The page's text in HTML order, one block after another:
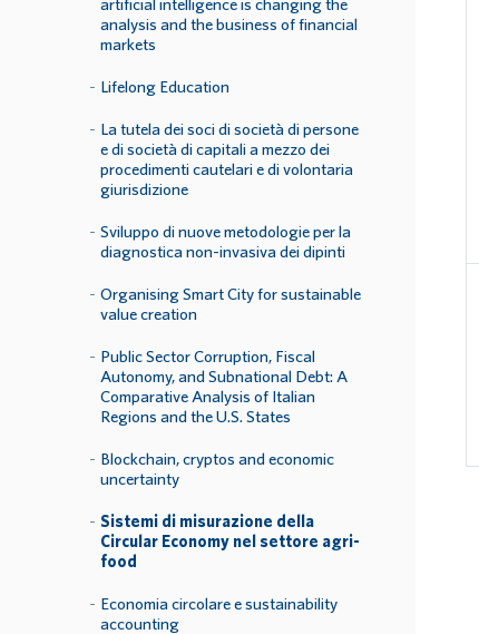
artificial intelligence is changing the
analysis and the business of financial
markets
Lifelong Education
La tutela dei soci di società di persone
e di società di capitali a mezzo dei
procedimenti cautelari e di volontaria
giurisdizione
Sviluppo di nuove metodologie per la
diagnostica non-invasiva dei dipinti
Organising Smart City for sustainable
value creation
Public Sector Corruption, Fiscal
Autonomy, and Subnational Debt: A
Comparative Analysis of Italian
Regions and the U.S. States
Blockchain, cryptos and economic
uncertainty
Sistemi di misurazione della
Circular Economy nel settore agri-
food
Economia circolare e sustainability
accounting